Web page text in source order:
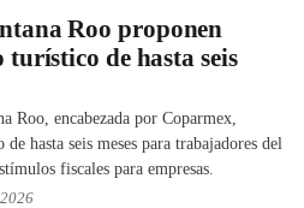
Roo proponen
turístico de hasta seis
Roo, encabezada por Coparmex,
hasta seis meses para trabajadores del
fiscales para empresas.